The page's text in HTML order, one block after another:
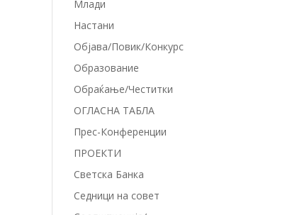
Млади
Настани
Објава/Повик/Конкурс
Образование
Обраќање/Честитки
ОГЛАСНА ТАБЛА
Прес-Конференции
ПРОЕКТИ
Светска Банка
Седници на совет